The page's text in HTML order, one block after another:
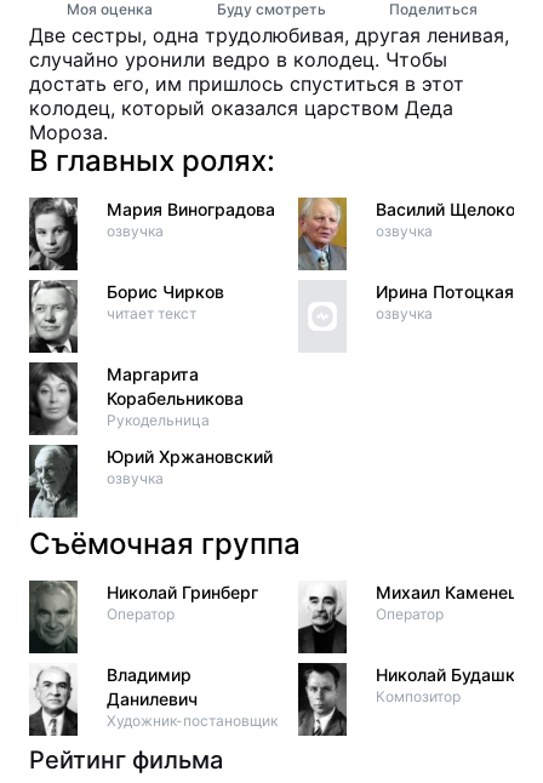
Моя оценка Буду смотреть Поделиться
Две сестры, одна трудолюбивая, другая ленивая,
случайно уронили ведро в колодец. Чтобы
достать его, им пришлось спуститься в этот
колодец, который оказался царством Деда
Мороза.
В главных ролях:
Мария Виноградова
озвучка
Борис Чирков
читает текст
Маргарита
Корабельникова
Рукодельница
Юрий Хржановский
озвучка
Василий Щелоков
озвучка
Ирина Потоцкая
озвучка
Съёмочная группа
Николай Гринберг
Оператор
Владимир
Данилевич
Художник-постановщик
Михаил
Оператор
Николай Будашкин
Композитор
Рейтинг фильма